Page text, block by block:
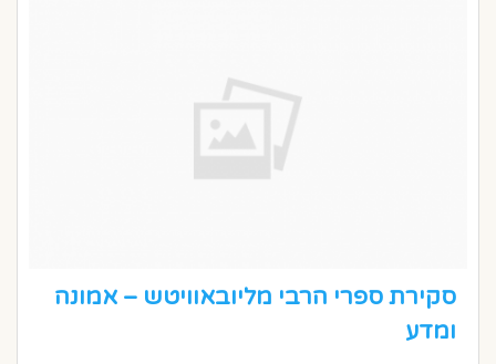
סקירת ספרי הרבי מליובאוויטש – אמונה
ומדע